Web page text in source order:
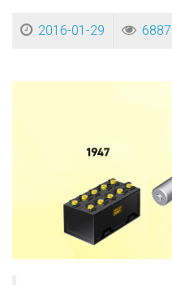
2016-01-29 6887